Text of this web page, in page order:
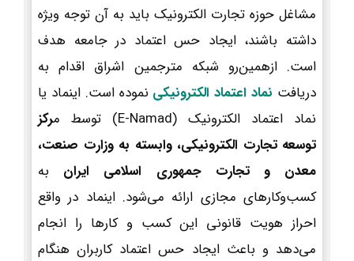
مشاغل حوزه تجارت الکترونیک باید به آن توجه ویژه
داشته باشند، ایجاد حس اعتماد در جامعه هدف
است. ازهمین‌رو شبکه مترجمین اشراق اقدام به
دریافت نماد اعتماد الکترونیکی نموده است. اینماد یا
نماد اعتماد الکترونیک (E-Namad) توسط م
رکز
توسعه تجارت الکترونیکی، وابسته به وزارت صنعت،
معدن و تجارت جمهوری اسلامی ایران به
کسب‌وکارهای مجازی ارائه می‌شود. اینماد در واقع
احراز هویت قانونی این کسب و کارها را انجام
می‌دهد و باعث ایجاد حس اعتماد کاربران هنگام